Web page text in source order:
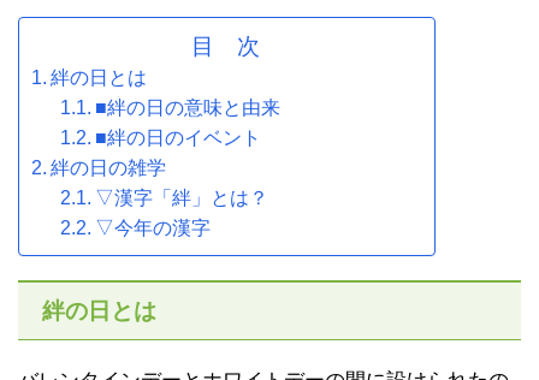
目 次
絆の日とは
■絆の日の意味と由来
■絆の日のイベント
絆の日の雑学
▽漢字「絆」とは？
▽今年の漢字
絆の日とは